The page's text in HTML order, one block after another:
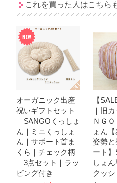
これを買った人はこちら
オーガニック出産
祝いギフトセット
｜SANGOくっしょ
ん｜ミニくっしょ
ん｜サポート首ま
くら｜チェック柄
｜3点セット｜ラッ
ピング付き
【
｜旧
ＮＧ
ょん
姿勢と
ート】
しょ
クッシ